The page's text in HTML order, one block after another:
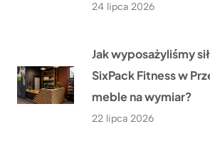
24 lipca 2026
Jak wyposażyliśmy
SixPack Fitness w
meble na wymiar?
22 lipca 2026